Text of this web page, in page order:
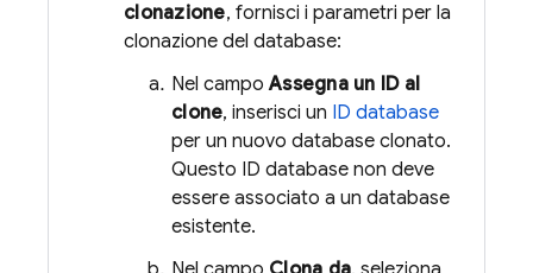
clonazione, fornisci i parametri per la
clonazione del database:
Nel campoAssegna un ID al
clone, inserisci un ID database
per un nuovo database clonato.
Questo ID database non deve
essere associato a un database
esistente.